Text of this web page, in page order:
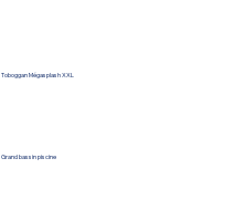
Toboggan Mégasplash XXL
Grand bassin piscine